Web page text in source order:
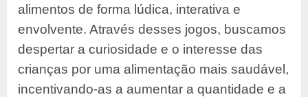
alimentos de forma lúdica, interativa e
envolvente. Através desses jogos, buscamos
despertar a curiosidade e o interesse das
crianças por uma alimentação mais saudável,
incentivando-as a aumentar a quantidade e a